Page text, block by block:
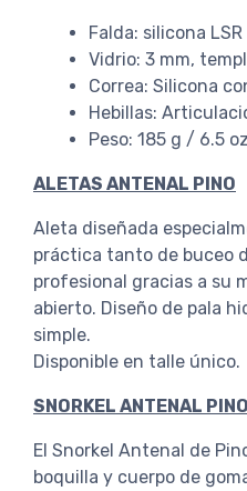
Falda: silicona
Vidrio: 3 mm,
Correa: Silicona
Hebillas:
Peso: 185 g / 6.5
ALETAS ANTENAL PINO
Aleta diseñada
práctica tanto de buceo
profesional gracias a su
abierto. Diseño de pala
simple.
Disponible en talle único.
SNORKEL ANTENAL PINO
El Snorkel Antenal de
boquilla y cuerpo de